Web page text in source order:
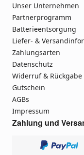
Unser Unternehmen
Partnerprogramm
Batterieentsorgung
Liefer- &
Zahlungsarten
Datenschutz
Widerruf & Rückgabe
Gutschein
AGBs
Impressum
Zahlung und